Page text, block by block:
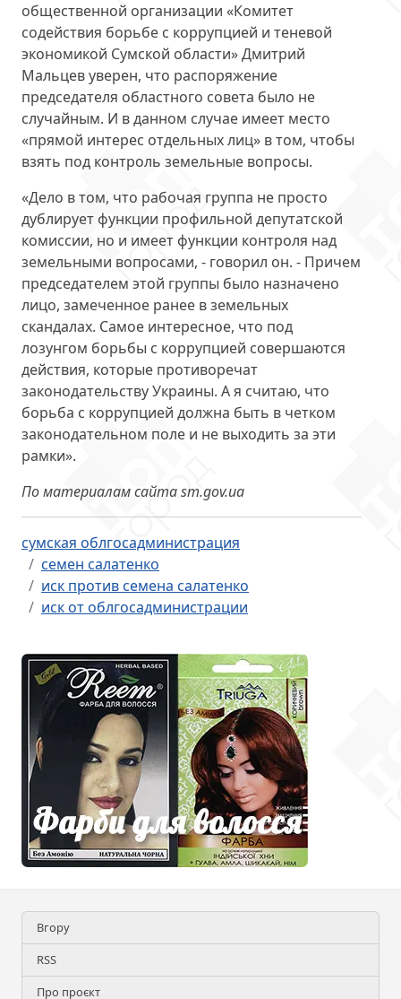
общественной организации «Комитет
содействия борьбе с коррупцией и теневой
экономикой Сумской области»Дмитрий
Мальцевуверен, что распоряжение
председателя областного совета было не
случайным. И в данном случае имеет место
«прямой интерес отдельных лиц» в том, чтобы
взять под контроль земельные вопросы.
«Дело в том, что рабочая группа не просто
дублирует функции профильной депутатской
комиссии, но и имеет функции контроля над
земельными вопросами, - говорил он. - Причем
председателем этой группы было назначено
лицо, замеченное ранее в земельных
скандалах. Самое интересное, что под
лозунгом борьбы с коррупцией совершаются
действия, которые противоречат
законодательству Украины. А я считаю, что
борьба с коррупцией должна быть в четком
законодательном поле и не выходить за эти
рамки».
По материалам сайта sm.gov.ua
сумская облгосадминистрация
семен салатенко
иск против семена салатенко
иск от облгосадминистрации
Вгору
RSS
Про проєкт